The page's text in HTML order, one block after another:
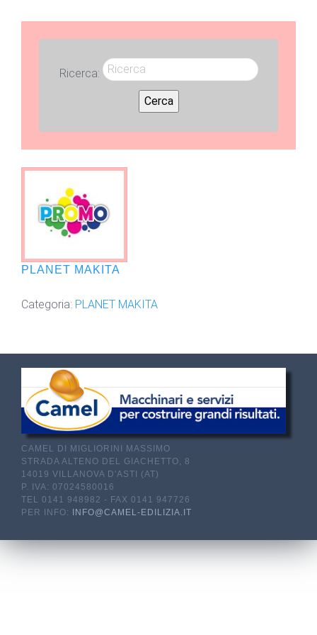
Ricerca:
Cerca
PLANET MAKITA
Categoria: PLANET MAKITA
CAMEL DI MIGLIORINI MASSIMO
STRADA ALTENO DEL GIACHETTO, 8
14019 VILLANOVA D'ASTI (AT)
P. IVA: 07024580016
TEL 0141 948982 - FAX 0141 947726
PER INFO:
INFO@CAMEL-EDILIZIA.IT